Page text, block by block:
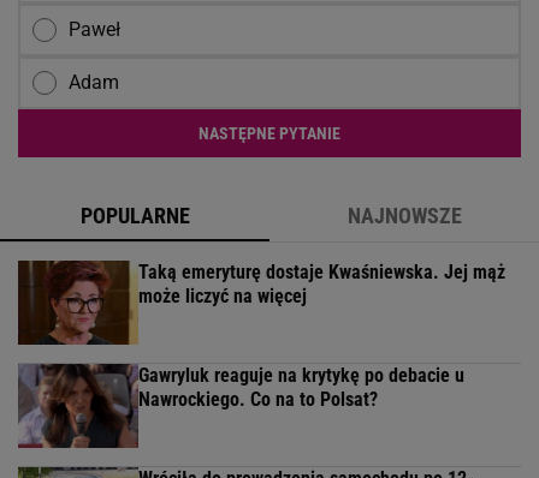
Paweł
Adam
NASTĘPNE PYTANIE
POPULARNE NAJNOWSZE
Taką emeryturę dostaje Kwaśniewska. Jej mąż
może liczyć na więcej
Gawryluk reaguje na krytykę po debacie u
Nawrockiego. Co na to Polsat?